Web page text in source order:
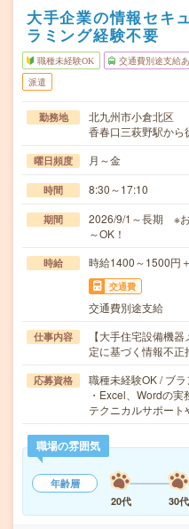
大手企業の情報セキ
ラミング経験不要
職種未経験OK 交通費別途支給
派遣
勤務地
北九州市小倉北区
香春口三萩野駅か
曜日頻度 月～金
時間 8:30～17:10
期間
2026/9/1～長期 ※
～OK！
時給 時給1400～1500円
交通費
交通費別途支給
仕事内容
【大手住宅設備機
定に基づく情報不
応募資格
職種未経験OK / ブ
・Excel、Wordの実
テクニカルサポー
職場の雰囲気
年齢層
20代
30代